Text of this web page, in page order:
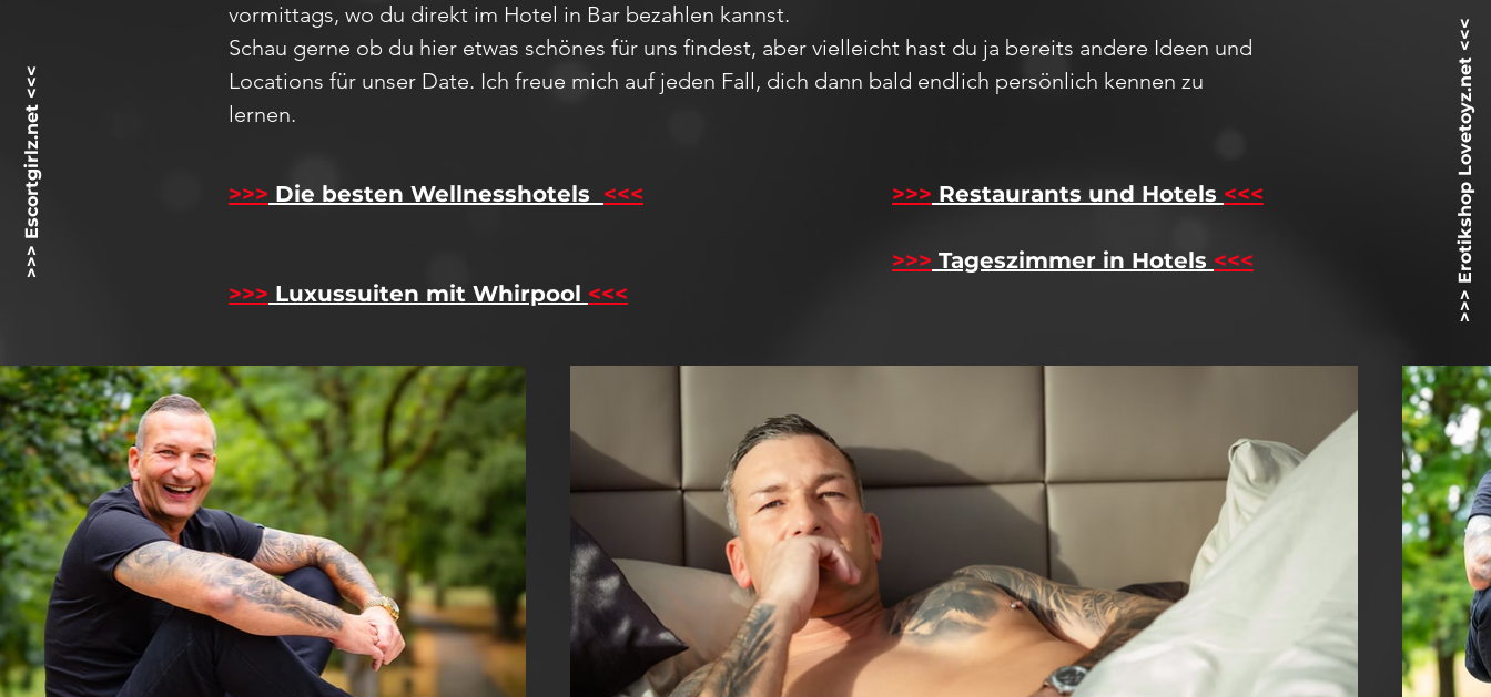
>>> Erotikshop Lovetoyz.net <<<
>>> Escortgirlz.net <<<
vormittags, wo du direkt im Hotel in Bar bezahlen kannst.
Schau gerne ob du hier etwas schönes für uns findest, aber vielleicht hast du ja bereits andere Ideen und
Locations für unser Date. Ich freue mich auf jeden Fall, dich dann bald endlich persönlich kennen zu
lernen.
>>> Die besten Wellnesshotels <<<
>>> Luxussuiten mit Whirpool <<<
>>> Restaurants und Hotels <<<
>>> Tageszimmer in Hotels <<<